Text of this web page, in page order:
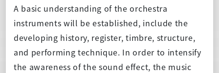
A basic understanding of the orchestra
instruments will be established, include the
developing history, register, timbre, structure,
and performing technique. In order to intensify
the awareness of the sound effect, the music